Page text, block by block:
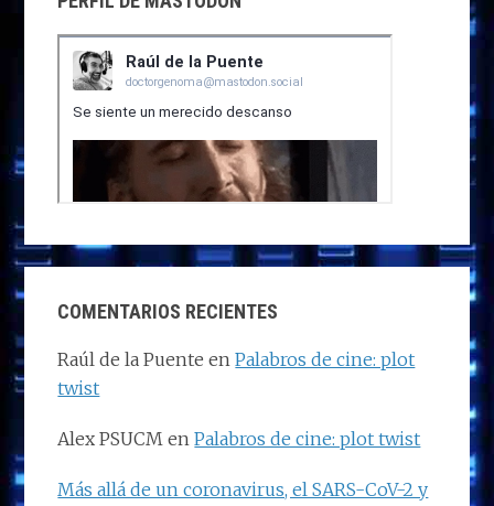
COMENTARIOS RECIENTES
Raúl de la Puente enPalabros de cine: plot
twist
Alex PSUCM enPalabros de cine: plot twist
Más allá de un coronavirus, el SARS-CoV-2 y